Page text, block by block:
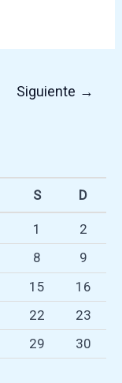
Siguiente →
S D
1
2
8
9
15
16
22
23
29
30